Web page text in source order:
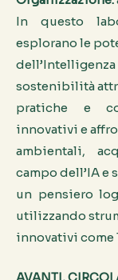
In questo
esplorano le
sostenibilità
pratiche e
innovativi e
ambientali,
campo dell’IA e
un pensiero
utilizzando
innovativi come
AVANTI,